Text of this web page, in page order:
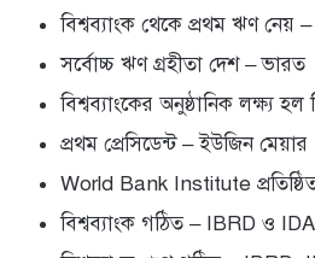
বিশ্বব্যাংক থেকে প্রথম ঋণ নেয়
সর্বোচ্চ ঋণ গ্রহীতা দেশ – ভারত
বিশ্বব্যাংকের অনুষ্ঠানিক লক্ষ্য হল
প্রথম প্রেসিডেন্ট – ইউজিন মেয়ার
World Bank Institute
বিশ্বব্যাংক গঠিত – IBRD ও IDA